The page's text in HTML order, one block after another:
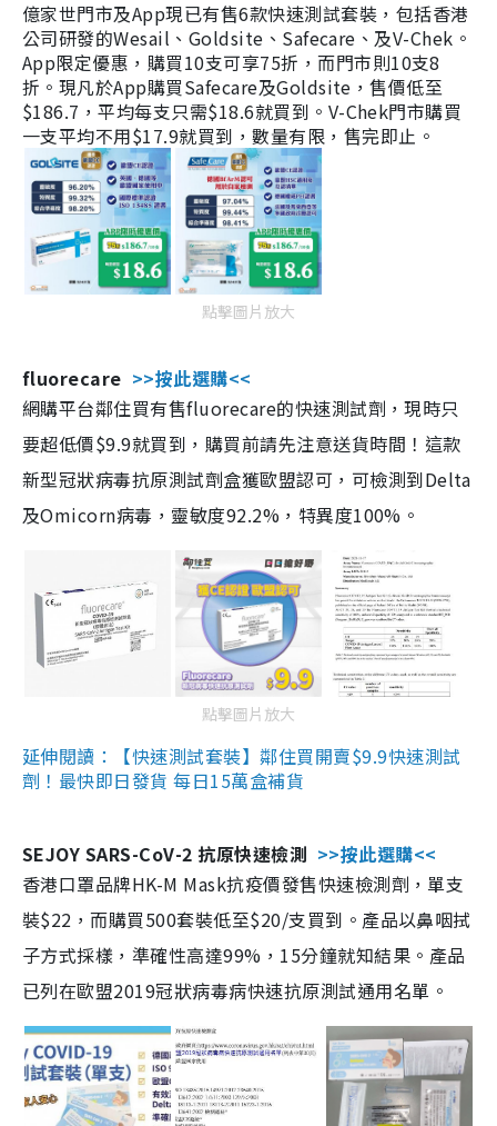
億家世門市及App現已有售6款快速測試套裝，包括香港
公司研發的Wesail、Goldsite、Safecare、及V-Chek。
App限定優惠，購買10支可享75折，而門市則10支8
折。現凡於App購買Safecare及Goldsite，售價低至
$186.7，平均每支只需$18.6就買到。V-Chek門市購買
一支平均不用$17.9就買到，數量有限，售完即止。
點擊圖片放大
fluorecare >>按此選購<<
網購平台鄰住買有售fluorecare的快速測試劑，現時只
要超低價$9.9就買到，購買前請先注意送貨時間！這款
新型冠狀病毒抗原測試劑盒獲歐盟認可，可檢測到Delta
及Omicorn病毒，靈敏度92.2%，特異度100%。
點擊圖片放大
延伸閱讀：【快速測試套裝】鄰住買開賣$9.9快速測試
劑！最快即日發貨 每日15萬盒補貨
SEJOY SARS-CoV-2 抗原快速檢測 >>按此選購<<
香港口罩品牌HK-M Mask抗疫價發售快速檢測劑，單支
裝$22，而購買500套裝低至$20/支買到。產品以鼻咽拭
子方式採樣，準確性高達99%，15分鐘就知結果。產品
已列在歐盟2019冠狀病毒病快速抗原測試通用名單。